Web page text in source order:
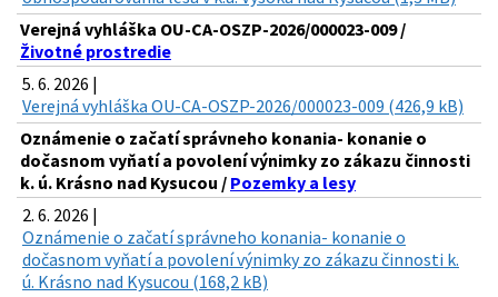
Verejná vyhláška OU-CA-OSZP-2026/000023-009 /
Životné prostredie
5. 6. 2026 |
Verejná vyhláška OU-CA-OSZP-2026/000023-009 (426,9 kB)
Oznámenie o začatí správneho konania- konanie o
dočasnom vyňatí a povolení výnimky zo zákazu činnosti
k. ú. Krásno nad Kysucou / Pozemky a lesy
2. 6. 2026 |
Oznámenie o začatí správneho konania- konanie o
dočasnom vyňatí a povolení výnimky zo zákazu činnosti k.
ú. Krásno nad Kysucou (168,2 kB)